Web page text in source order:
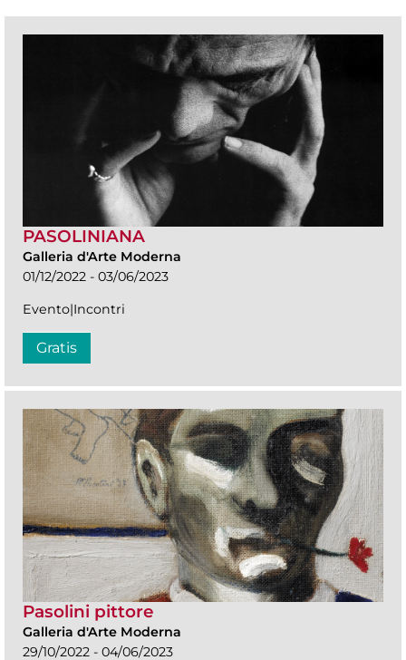
PASOLINIANA
Galleria d'Arte Moderna
01/12/2022 - 03/06/2023
Evento|Incontri
Gratis
Pasolini pittore
Galleria d'Arte Moderna
29/10/2022 - 04/06/2023